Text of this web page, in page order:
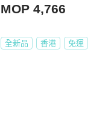
MOP 4,766
全新品 香港 免運